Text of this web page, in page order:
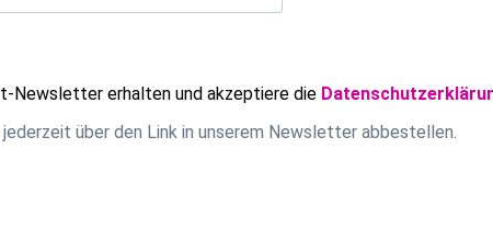
Newsletter erhalten und akzeptiere die
über den Link in unserem Newsletter abbestellen.